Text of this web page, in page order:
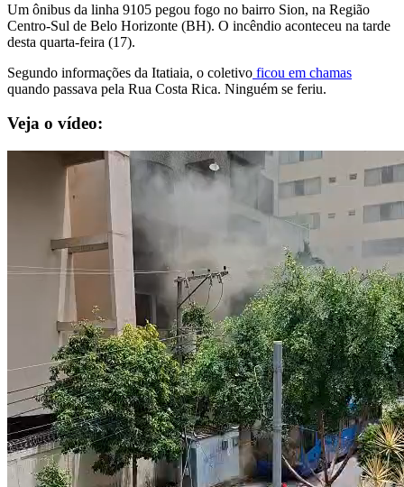
Um ônibus da linha 9105 pegou fogo no bairro Sion, na Região
Centro-Sul de Belo Horizonte (BH). O incêndio aconteceu na tarde
desta quarta-feira (17).
Segundo informações da Itatiaia, o coletivo ficou em chamas
quando passava pela Rua Costa Rica. Ninguém se feriu.
Veja o vídeo: